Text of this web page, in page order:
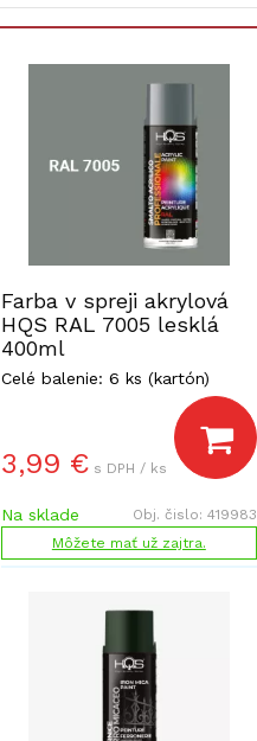
Farba v spreji akrylová
HQS RAL 7005 lesklá
400ml
Celé balenie: 6 ks (kartón)
3,99 € s DPH / ks
Na sklade Obj. čislo: 419983
Môžete mať už zajtra.